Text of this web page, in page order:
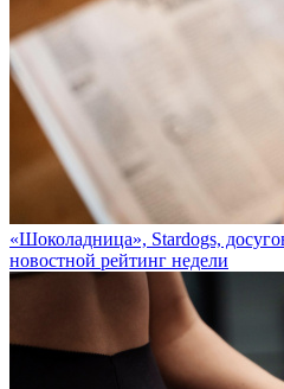
«Шоколадница», Stardogs,
новостной рейтинг недели